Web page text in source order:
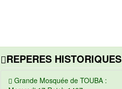
REPERES HISTORIQUES
Grande Mosquée de TOUBA :